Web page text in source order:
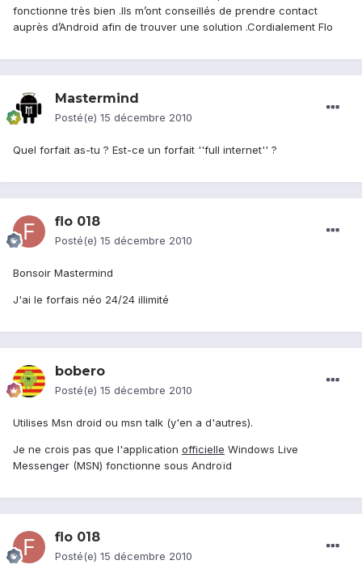
fonctionne très bien .Ils m’ont conseillés de prendre contact
auprès d’Android afin de trouver une solution .Cordialement Flo
Mastermind
Posté(e) 15 décembre 2010
Quel forfait as-tu ? Est-ce un forfait ''full internet'' ?
flo 018
Posté(e) 15 décembre 2010
Bonsoir Mastermind
J'ai le forfais néo 24/24 illimité
bobero
Posté(e) 15 décembre 2010
Utilises Msn droid ou msn talk (y'en a d'autres).
Je ne crois pas que l'application officielle Windows Live
Messenger (MSN) fonctionne sous Androïd
flo 018
Posté(e) 15 décembre 2010